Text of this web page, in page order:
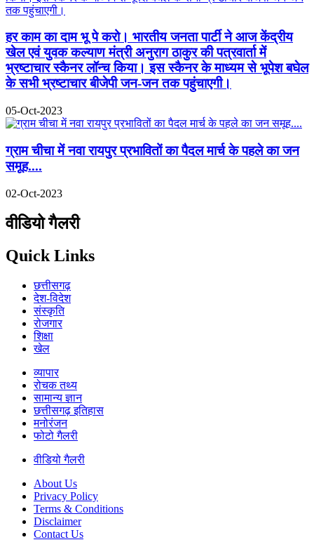
हर काम का दाम भू पे करो। भारतीय जनता पार्टी ने आज केंद्रीय
खेल एवं युवक कल्याण मंत्री अनुराग ठाकुर की पत्रवार्ता में
भ्रष्टाचार स्कैनर लॉन्च किया। इस स्कैनर के माध्यम से भूपेश बघेल
के सभी भ्रष्टाचार बीजेपी जन-जन तक पहुंचाएगी।
05-Oct-2023
ग्राम चीचा में नवा रायपुर प्रभावितों का पैदल मार्च के पहले का जन
समूह....
02-Oct-2023
वीडियो गैलरी
Quick Links
छत्तीसगढ़
देश-विदेश
संस्कृति
रोजगार
शिक्षा
खेल
व्यापार
रोचक तथ्य
सामान्य ज्ञान
छत्तीसगढ़ इतिहास
मनोरंजन
फोटो गैलरी
वीडियो गैलरी
About Us
Privacy Policy
Terms & Conditions
Disclaimer
Contact Us